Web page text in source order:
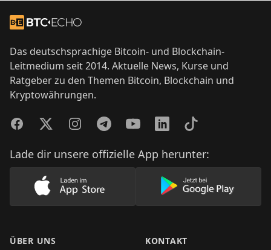
Zur Startseite
Das deutschsprachige Bitcoin- und Blockchain-
Leitmedium seit 2014. Aktuelle News, Kurse und
Ratgeber zu den Themen Bitcoin, Blockchain und
Kryptowährungen.
FacebookTwitterInstagramTelegramYouTubeLinkedInTikTok
Lade dir unsere offizielle App herunter:
Lade unsere App im AppStore herunter
Lade unsere
ÜBER UNS KONTAKT